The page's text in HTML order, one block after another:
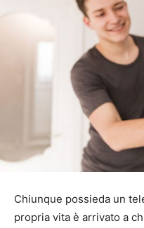
Chiunque possieda un
propria vita è arrivato a